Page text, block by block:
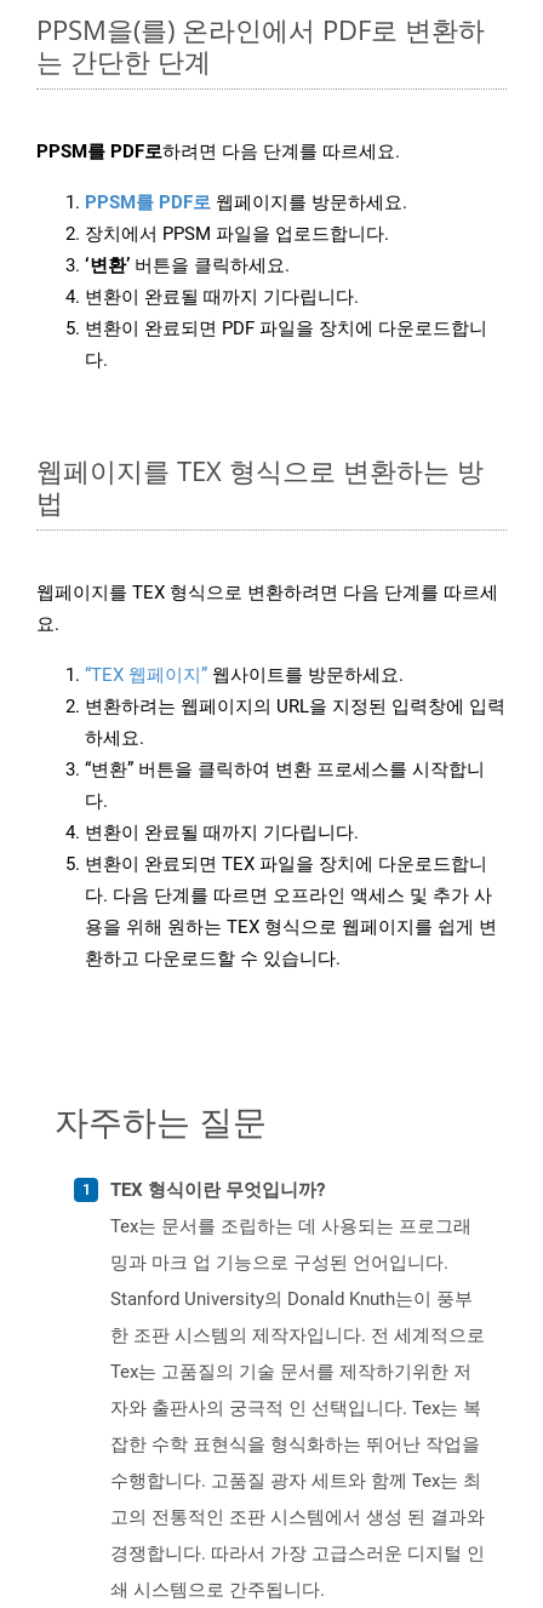
PPSM을(를) 온라인에서 PDF로 변환하
는 간단한 단계
PPSM를 PDF로하려면 다음 단계를 따르세요.
PPSM를 PDF로 웹페이지를 방문하세요.
장치에서 PPSM 파일을 업로드합니다.
‘변환’ 버튼을 클릭하세요.
변환이 완료될 때까지 기다립니다.
변환이 완료되면 PDF 파일을 장치에 다운로드합니
다.
웹페이지를 TEX 형식으로 변환하는 방
법
웹페이지를 TEX 형식으로 변환하려면 다음 단계를 따르세
요.
“TEX 웹페이지” 웹사이트를 방문하세요.
변환하려는 웹페이지의 URL을 지정된 입력창에 입력
하세요.
“변환” 버튼을 클릭하여 변환 프로세스를 시작합니
다.
변환이 완료될 때까지 기다립니다.
변환이 완료되면 TEX 파일을 장치에 다운로드합니
다. 다음 단계를 따르면 오프라인 액세스 및 추가 사
용을 위해 원하는 TEX 형식으로 웹페이지를 쉽게 변
환하고 다운로드할 수 있습니다.
자주하는 질문
TEX 형식이란 무엇입니까?
Tex는 문서를 조립하는 데 사용되는 프로그래
밍과 마크 업 기능으로 구성된 언어입니다.
Stanford University의 Donald Knuth는이 풍부
한 조판 시스템의 제작자입니다. 전 세계적으로
Tex는 고품질의 기술 문서를 제작하기위한 저
자와 출판사의 궁극적 인 선택입니다. Tex는 복
잡한 수학 표현식을 형식화하는 뛰어난 작업을
수행합니다. 고품질 광자 세트와 함께 Tex는 최
고의 전통적인 조판 시스템에서 생성 된 결과와
경쟁합니다. 따라서 가장 고급스러운 디지털 인
쇄 시스템으로 간주됩니다.